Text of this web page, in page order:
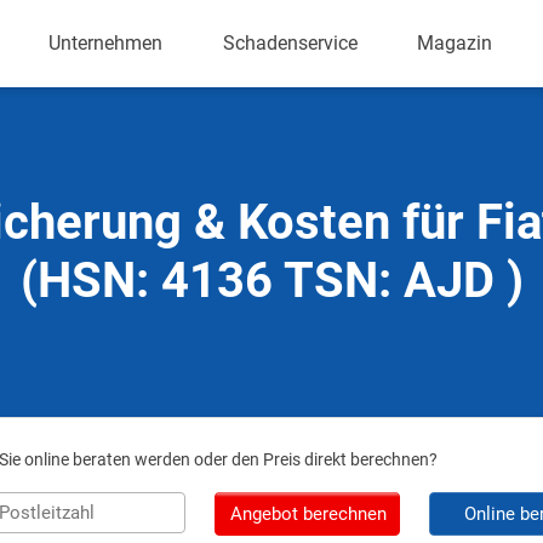
Unternehmen Schadenservice Magazin
& Kosten für
(HSN: 4136 TSN: AJD )
online beraten werden oder den Preis direkt berechnen?
Angebot berechnen Online